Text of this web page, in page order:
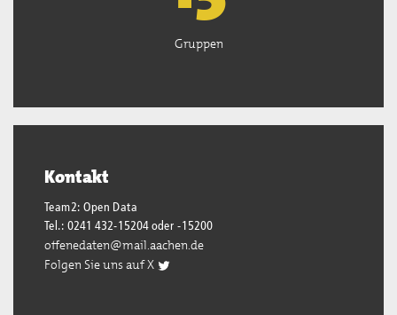
Gruppen
Kontakt
Team2: Open Data
Tel.: 0241 432-15204 oder -15200
offenedaten@mail.aachen.de
Folgen Sie uns auf X